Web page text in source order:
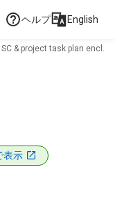
ヘルプ English
& project task plan encl.
表示